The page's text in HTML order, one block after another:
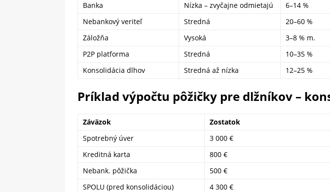
Banka
Nízka – zvyčajne odmietajú 6–14 %
Nebankový veriteľ
Stredná 20–60 %
Záložňa
Vysoká 3–8 % m.
P2P platforma
Stredná 10–35 %
Konsolidácia dlhov
Stredná až nízka 12–25 %
Príklad výpočtu pôžičky pre dlžníkov –
Záväzok Zostatok
Spotrebný úver
3 000 €
Kreditná karta
800 €
Nebank. pôžička
500 €
SPOLU (pred konsolidáciou)
4 300 €